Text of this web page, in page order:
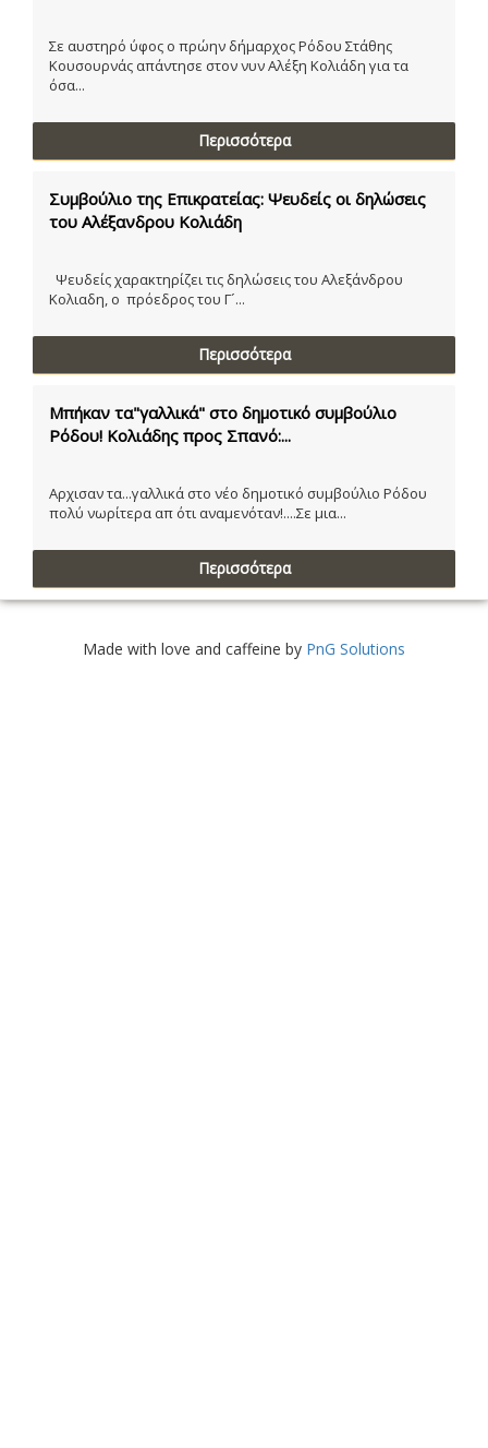
Σε αυστηρό ύφος ο πρώην δήμαρχος Ρόδου Στάθης
Κουσουρνάς απάντησε στον νυν Αλέξη Κολιάδη για τα
όσα...
Περισσότερα
Συμβούλιο της Επικρατείας: Ψευδείς οι δηλώσεις
του Αλέξανδρου Κολιάδη
Ψευδείς χαρακτηρίζει τις δηλώσεις του Αλεξάνδρου
Κολιαδη, ο πρόεδρος του Γ´...
Περισσότερα
Μπήκαν τα"γαλλικά" στο δημοτικό συμβούλιο
Ρόδου! Κολιάδης προς Σπανό:...
Αρχισαν τα...γαλλικά στο νέο δημοτικό συμβούλιο Ρόδου
πολύ νωρίτερα απ ότι αναμενόταν!....Σε μια...
Περισσότερα
Made with love and caffeine by PnG Solutions